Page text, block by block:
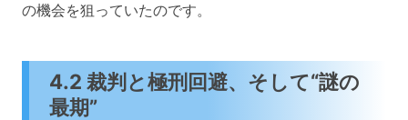
の機会を狙っていたのです。
4.2 裁判と極刑回避、そして“謎の
最期”